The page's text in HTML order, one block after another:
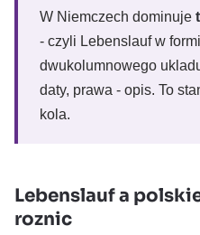
W Niemczech dominuje
- czyli Lebenslauf w
dwukolumnowego
daty, prawa - opis. To
kola.
Lebenslauf a
roznic